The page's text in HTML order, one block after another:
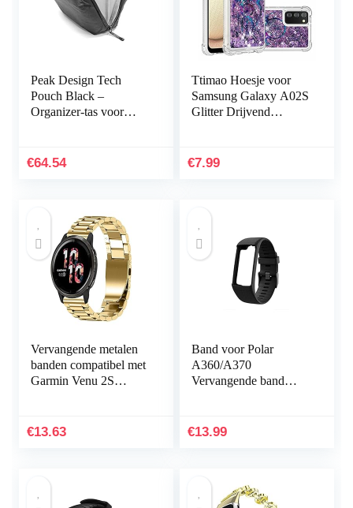
Peak Design Tech
Pouch Black –
Organizer-tas voor
€64.54
Ttimao Hoesje voor
Samsung Galaxy A02S
Glitter Drijvend
Transparant Zacht
€7.99
Vervangende metalen
banden compatibel met
Garmin Venu 2S
horlogeband bandjes
€13.63
Band voor Polar
A360/A370
Vervangende band
Vervangende band
€13.99